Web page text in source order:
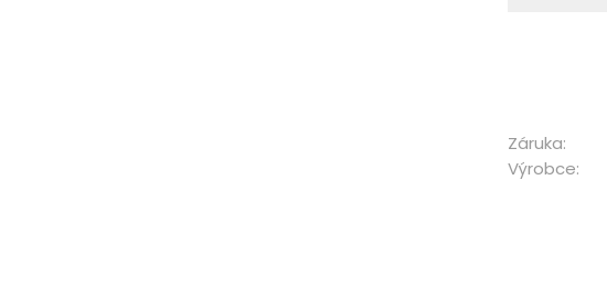
Záruka:
Výrobce: